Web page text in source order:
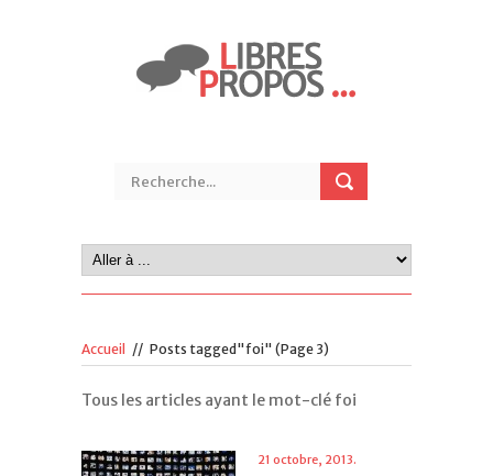
Accueil // Posts tagged"foi" (Page 3)
Tous les articles ayant le mot-clé foi
21 octobre, 2013.